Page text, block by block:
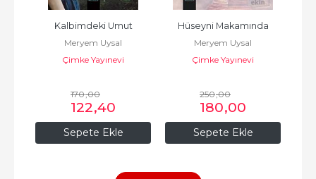
Sepete Ekle
Kalbimdeki Umut
Meryem Uysal
Çimke Yayınevi
170,00
122,40
Sepete Ekle
Hüseyni Makamında
Meryem Uysal
Çimke Yayınevi
250,00
180,00